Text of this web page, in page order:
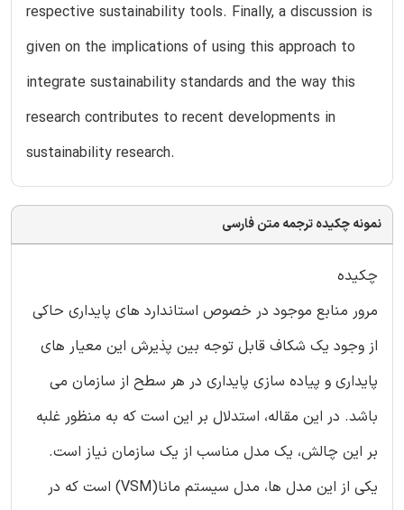
respective sustainability tools. Finally, a discussion is
given on the implications of using this approach to
integrate sustainability standards and the way this
research contributes to recent developments in
sustainability research.
نمونه چکیده ترجمه متن فارسی
چکیده
مرور منابع موجود در خصوص استاندارد های پایداری حاکی
از وجود یک شکاف قابل توجه بین پذیرش این معیار های
پایداری و پیاده سازی پایداری در هر سطح از سازمان می
باشد. در این مقاله، استدلال بر این است که به منظور غلبه
بر این چالش، یک مدل مناسب از یک سازمان نیاز است.
یکی از این مدل ها، مدل سیستم مانا(VSM) است که در